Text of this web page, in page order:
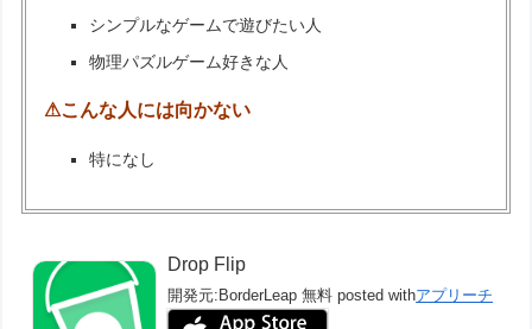
シンプルなゲームで遊びたい人
物理パズルゲーム好きな人
⚠こんな人には向かない
特になし
Drop Flip
開発元:BorderLeap 無料 posted withアプリーチ